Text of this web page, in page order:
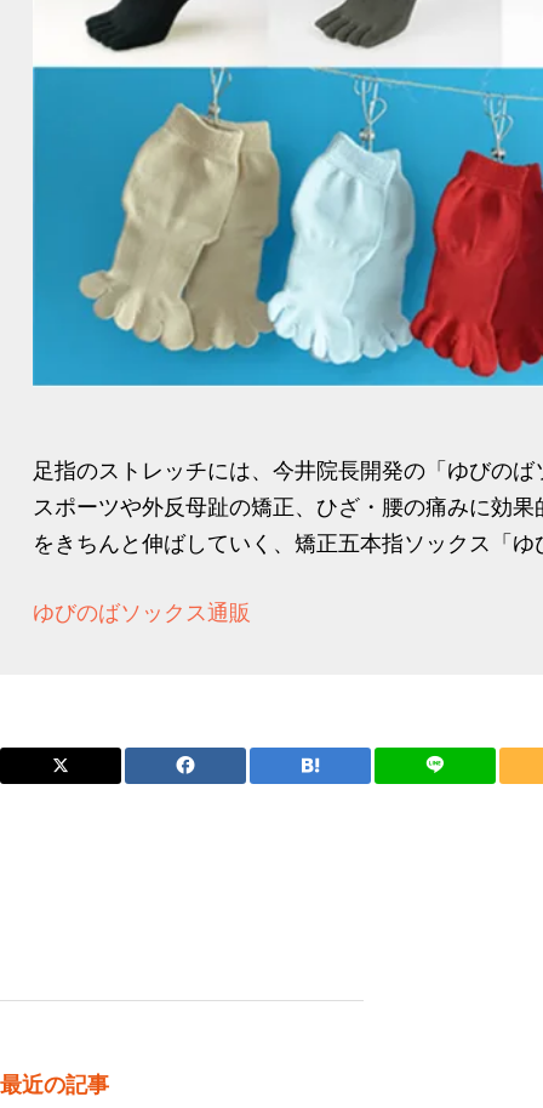
足指のストレッチには、今井院長開発の「ゆびの
スポーツや外反母趾の矯正、ひざ・腰の痛みに効
をきちんと伸ばしていく、矯正五本指ソックス「
ゆびのばソックス通販
最近の記事